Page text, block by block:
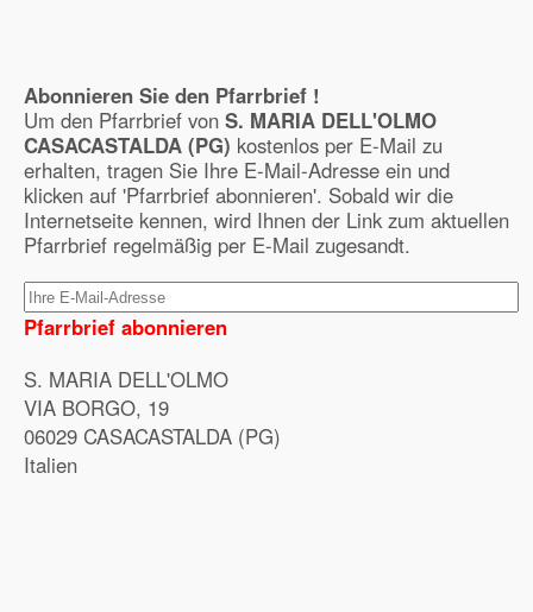
Abonnieren Sie den Pfarrbrief !
Um den Pfarrbrief von S. MARIA DELL'OLMO
CASACASTALDA (PG) kostenlos per E-Mail zu
erhalten, tragen Sie Ihre E-Mail-Adresse ein und
klicken auf 'Pfarrbrief abonnieren'. Sobald wir die
Internetseite kennen, wird Ihnen der Link zum aktuellen
Pfarrbrief regelmäßig per E-Mail zugesandt.
Pfarrbrief abonnieren
S. MARIA DELL'OLMO
VIA BORGO, 19
06029 CASACASTALDA (PG)
Italien